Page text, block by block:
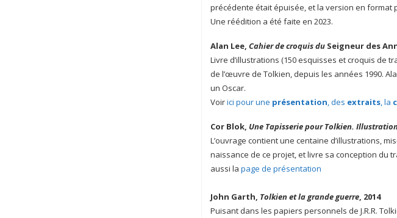
précédente était épuisée, et la version en format
Une réédition a été faite en 2023.
Alan Lee, Cahier de croquis du Seigneur des
Livre d’illustrations (150 esquisses et croquis de
de l’œuvre de Tolkien, depuis les années 1990.
un Oscar.
Voirici pour une présentation, des extraits, la
Cor Blok, Une Tapisserie pour Tolkien.
L’ouvrage contient une centaine d’illustrations,
naissance de ce projet, et livre sa conception du
aussi la page de présentation
John Garth, Tolkien et la grande guerre, 2014
Puisant dans les papiers personnels de J.R.R.